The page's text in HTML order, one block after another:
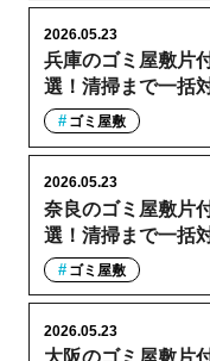
兵庫のゴミ屋敷片
選！清掃まで一括
2026.05.23
ゴミ屋敷
奈良のゴミ屋敷片
選！清掃まで一括
2026.05.23
ゴミ屋敷
大阪のゴミ屋敷片
2026.05.23